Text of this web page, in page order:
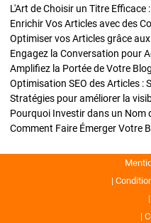
L'Art de Choisir un Titre Efficace
Optimiser vos Articles grâce
Engagez la Conversation pour
Amplifiez la Portée de Votre